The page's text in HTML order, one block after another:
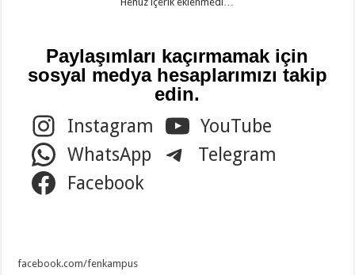
Paylaşımları kaçırmamak için
sosyal medya hesaplarımızı takip
edin.
Instagram
YouTube
WhatsApp
Telegram
Facebook
facebook.com/fenkampus